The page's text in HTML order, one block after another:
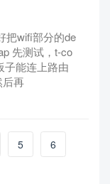
把wifi部分的de
先测试，t-co
子能连上路由
后再
5
6